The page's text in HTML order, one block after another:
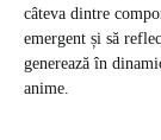
câteva dintre
emergent și să
generează în
anime.